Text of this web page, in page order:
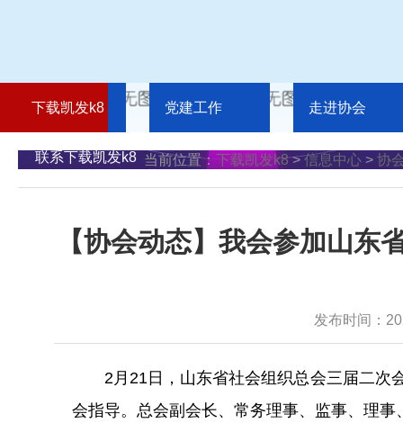
下载凯发k8 党建工作 走进协会
联系下载凯发k8 当前位置： 下载凯发k8>信息中心 > 协
【协会动态】我会参加山
发布时间：
2月21日，山东省社会组织总会三届二次会
会指导。总会副会长、常务理事、监事、理